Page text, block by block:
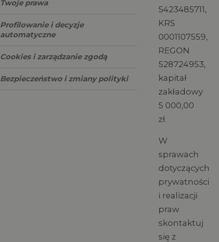
Twoje prawa
Profilowanie i decyzje
automatyczne
Cookies i zarządzanie zgodą
Bezpieczeństwo i zmiany polityki
5423485711,
KRS
0001107559,
REGON
528724953,
kapitał
zakładowy
5 000,00
zł.
W
sprawach
dotyczących
prywatności
i realizacji
praw
skontaktuj
się z